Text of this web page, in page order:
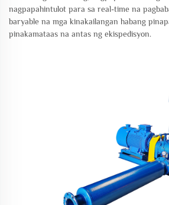
nagpapahintulot para sa real-time na
baryable na mga kinakailangan habang
pinakamataas na antas ng ekispedisyon.